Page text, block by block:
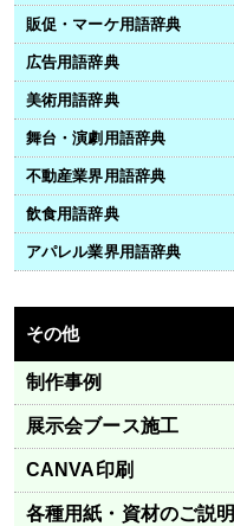
販促・マーケ用語辞典
広告用語辞典
美術用語辞典
舞台・演劇用語辞典
不動産業界用語辞典
飲食用語辞典
アパレル業界用語辞典
その他
制作事例
展示会ブース施工
CANVA印刷
各種用紙・資材のご説明